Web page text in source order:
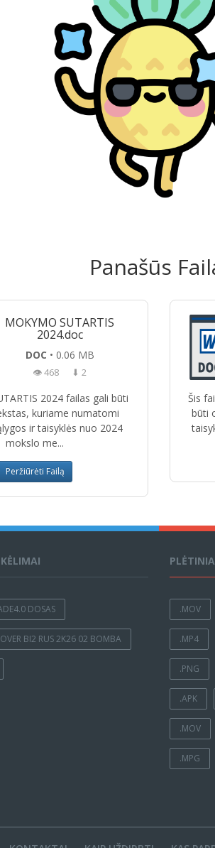
Panašūs
MOKYMO SUTARTIS
2024.doc
DOC • 0.06 MB
👁 468 ⬇ 2
2024 failas gali būti
kuriame numatomi
ir taisyklės nuo 2024
mokslo me...
Peržiūrėti Failą
Šis
būti
DOSAS
BI2 RUS 2K26 02 BOMBA
.MOV
.MP4
.PNG
.APK
.MOV
.MPG